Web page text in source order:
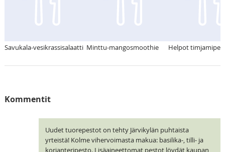
Savukala-vesikrassisalaatti Minttu-mangosmoothie Helpot
Kommentit
Uudet tuorepestot on tehty Järvikylän puhtaista
yrteistä! Kolme vihervoimasta makua: basilika-, tilli- ja
korianteripesto. Lisäaineettomat pestot löydät kaupan